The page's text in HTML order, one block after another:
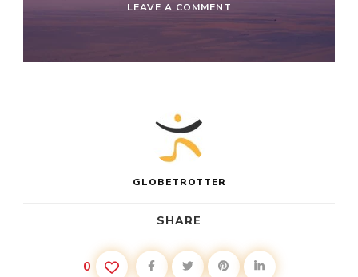
LEAVE A COMMENT
KASTEEL
SCALIGERO
SIRMIONE
GLOBETROTTER
SHARE
0